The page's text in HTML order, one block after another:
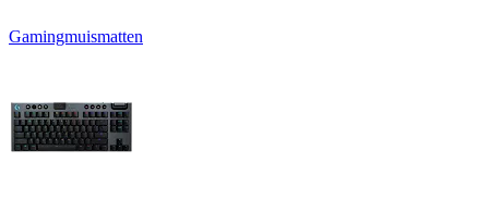
Gamingmuismatten